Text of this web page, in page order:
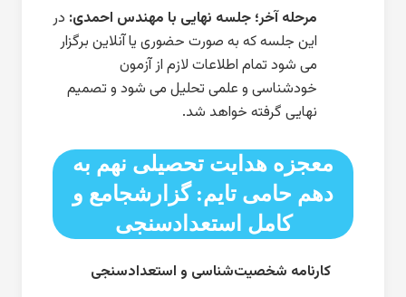
مرحله آخر؛ جلسه نهایی با مهندس احمدی: در
این جلسه که به صورت حضوری یا آنلاین برگزار
می شود تمام اطلاعات لازم از آزمون
خودشناسی و علمی تحلیل می شود و تصمیم
نهایی گرفته خواهد شد.
معجزه هدایت تحصیلی نهم به
دهم حامی تایم: گزارشجامع و
کامل استعدادسنجی
کارنامه شخصیت‌شناسی و استعدادسنجی